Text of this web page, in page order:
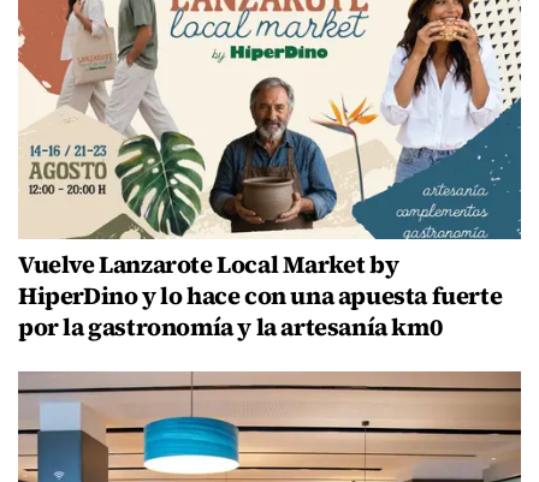
Vuelve Lanzarote Local Market by
HiperDino y lo hace con una apuesta fuerte
por la gastronomía y la artesanía km0